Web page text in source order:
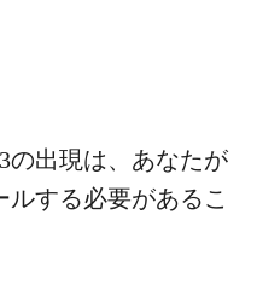
の出現は、あなたが
する必要があるこ